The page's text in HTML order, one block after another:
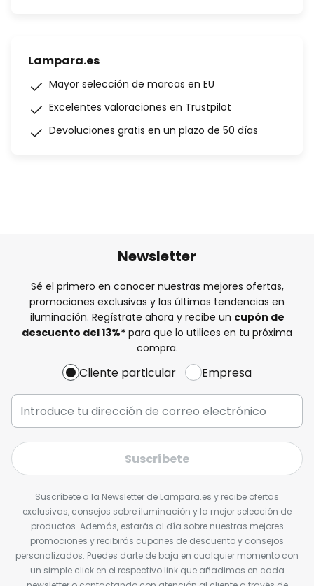
Lampara.es
Mayor selección de marcas en EU
Excelentes valoraciones en Trustpilot
Devoluciones gratis en un plazo de 50 días
Newsletter
Sé el primero en conocer nuestras mejores ofertas,
promociones exclusivas y las últimas tendencias en
iluminación. Regístrate ahora y recibe un cupón de
descuento del13%* para que lo utilices en tu próxima
compra.
Cliente particular Empresa
Suscríbete
Suscríbete a la Newsletter de Lampara.es y recibe ofertas
exclusivas, consejos sobre iluminación y la mejor selección de
productos. Además, estarás al día sobre nuestras mejores
promociones y recibirás cupones de descuento y consejos
personalizados. Puedes darte de baja en cualquier momento con
un simple click en el respectivo link que añadimos en cada